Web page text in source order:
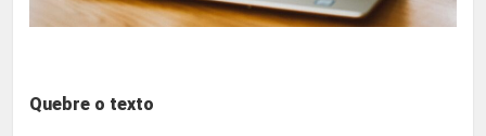
Quebre o texto